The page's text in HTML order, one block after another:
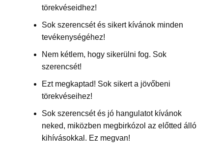
törekvéseidhez!
Sok szerencsét és sikert kívánok minden
tevékenységéhez!
Nem kétlem, hogy sikerülni fog. Sok
szerencsét!
Ezt megkaptad! Sok sikert a jövőbeni
törekvéseihez!
Sok szerencsét és jó hangulatot kívánok
neked, miközben megbirkózol az előtted álló
kihívásokkal. Ez megvan!